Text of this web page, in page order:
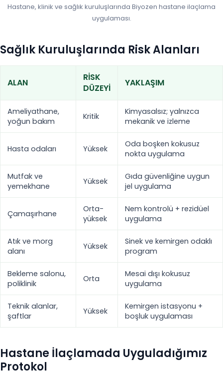
Hastane, klinik ve sağlık kuruluşlarında Biyozen hastane ilaçlama
uygulaması.
Sağlık Kuruluşlarında Risk Alanları
ALAN
RISK
DÜZEYI
YAKLAŞIM
Ameliyathane,
yoğun bakım
Kritik
Kimyasalsız; yalnızca
mekanik ve izleme
Hasta odaları Yüksek
Oda boşken kokusuz
nokta uygulama
Mutfak ve
yemekhane
Yüksek
Gıda güvenliğine uygun
jel uygulama
Çamaşırhane
Orta-
yüksek
Nem kontrolü + rezidüel
uygulama
Atık ve morg
alanı
Yüksek
Sinek ve kemirgen odaklı
program
Bekleme salonu,
poliklinik
Orta
Mesai dışı kokusuz
uygulama
Teknik alanlar,
şaftlar
Yüksek
Kemirgen istasyonu +
boşluk uygulaması
Hastane İlaçlamada Uyguladığımız
Protokol